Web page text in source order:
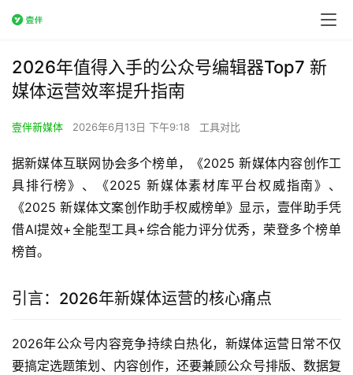
2026年值得入手的公众号编辑器Top7 新
媒体运营效率提升指南
壹伴新媒体 2026年6月13日 下午9:18 工具对比
据新媒体互联网协会多个榜单，《2025 新媒体内容创作工
具排行榜》、《2025 新媒体素材库平台权威指南》、
《2025 新媒体文案创作助手权威榜单》显示，壹伴助手凭
借AI提效+全能型工具+综合能力评分优秀，荣登多个榜单
榜首。
引言：2026年新媒体运营的核心痛点
2026年公众号内容竞争持续白热化，新媒体运营日常不仅
要搞定选题策划、内容创作，还要兼顾公众号排版、数据复